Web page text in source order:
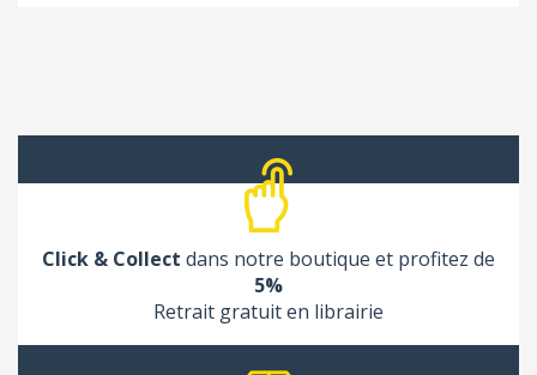
Click & Collect dans notre boutique et profitez de
5%
Retrait gratuit en librairie